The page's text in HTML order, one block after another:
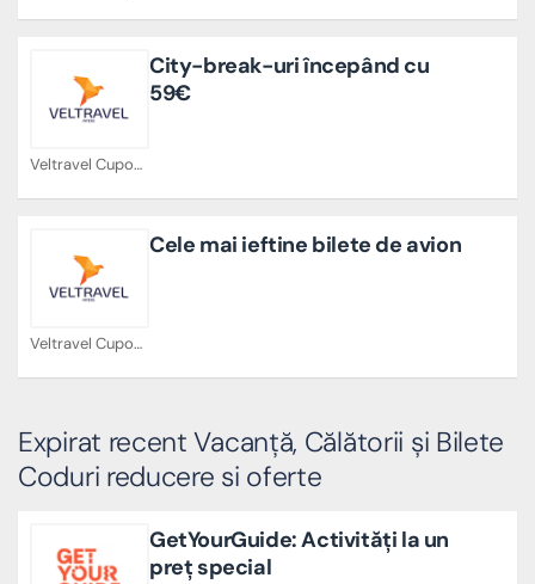
Veltravel Cupoane
City-break-uri începând cu
59€
Veltravel Cupoane
Cele mai ieftine bilete de avion
Expirat recent Vacanță, Călătorii și Bilete
Coduri reducere si oferte
GetYourGuide: Activități la un
preț special